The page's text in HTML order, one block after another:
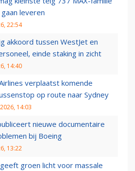
leveren
22:54
akkoord tussen WestJet en
einde staking in zicht
14:40
verplaatst komende
op route naar Sydney
14:03
nieuwe documentaire
bij Boeing
13:22
groen licht voor massale